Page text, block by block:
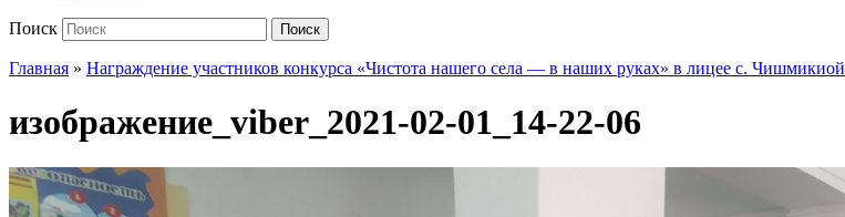
Поиск Поиск
Главная » Награждение участников конкурса «Чистота нашего села — в наших руках» в лицее с. Чишмикиой
изображение_viber_2021-02-01_14-22-06